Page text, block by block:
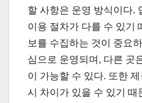
할 사항은 운영 방식이다.
이용 절차가 다를 수 있기
보를 수집하는 것이 중요
심으로 운영되며, 다른 곳
이 가능할 수 있다. 또한
시 차이가 있을 수 있기 때